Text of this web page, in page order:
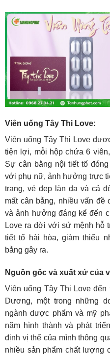
Viên uống Tây Thi Love:
Viên uống Tây Thi Love
tiện lợi, mỗi hộp chứa 6
Sự cân bằng nội tiết tố
với phụ nữ, ảnh hưởng trực
trạng, vẻ đẹp làn da và cả
mất cân bằng, nhiều vấn đề
và ảnh hưởng đáng kể đến
Love ra đời với sứ mệnh hỗ
tiết tố hài hòa, giảm thiểu
bằng gây ra.
Nguồn gốc và xuất xứ của
Viên uống Tây Thi Love
Dương, một trong những
ngành dược phẩm và mỹ
năm hình thành và phát
định vị thế của mình thông
nhiều sản phẩm chất lượng